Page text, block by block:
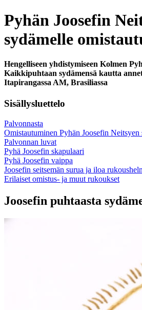
Pyhän Joosefin
sydämelle
Hengelliseen yhdistymiseen Kolmen
Kaikkipuhtaan sydämensä kautta
Itapirangassa AM, Brasiliassa
Sisällysluettelo
Palvonnasta
Omistautuminen Pyhän Joosefin Neitsyen
Palvonnan luvat
Pyhä Joosefin skapulaari
Pyhä Joosefin vaippa
Joosefin seitsemän surua ja iloa
Erilaiset omistus- ja muut rukoukset
Joosefin puhtaasta